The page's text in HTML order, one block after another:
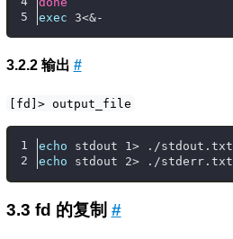
exec 3<&-
输出 #
[fd]> output_file
echo stdout 1> ./stdout.txt
echo stdout 2> ./stderr.txt
fd 的复制 #